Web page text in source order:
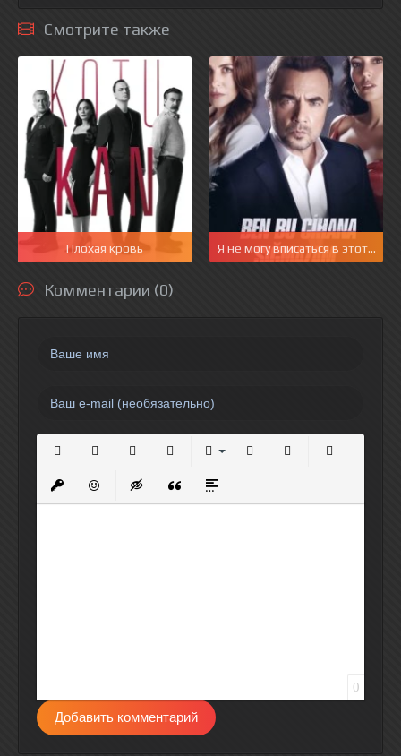
Смотрите также
Плохая кровь Я не могу вписаться в этот мир
Комментарии (0)
Вставить защищенную ссылку
Вставить смайлик
Вставка скрытого текста
Вставка цитаты
Вставка спойлера
0
Добавить комментарий